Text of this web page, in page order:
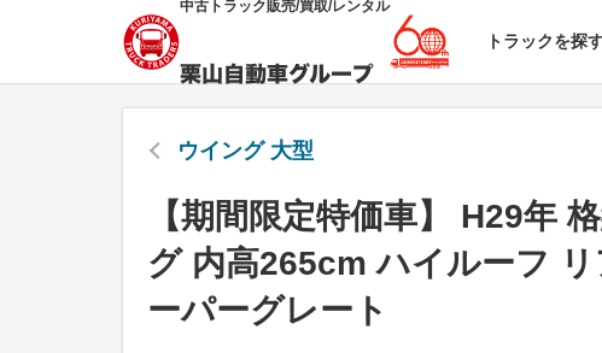
中古トラック販売/買取/レンタル
トラックを探
ウイング 大型
【期間限定特価車】 H29年
グ 内高265cm ハイルーフ
ーパーグレート